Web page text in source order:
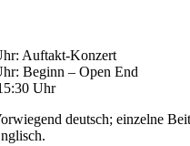
Auftakt-Konzert
Beginn ­– Open End
Uhr
deutsch; einzelne